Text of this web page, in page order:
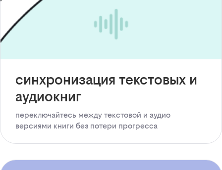
синхронизация текстовых и
аудиокниг
переключайтесь между текстовой и аудио
версиями книги без потери прогресса